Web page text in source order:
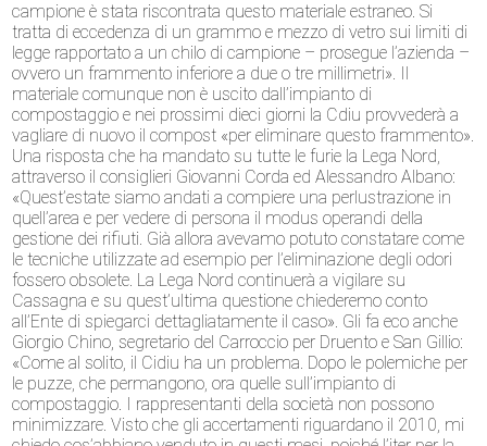
campione è stata riscontrata questo materiale estraneo. Si
tratta di eccedenza di un grammo e mezzo di vetro sui limiti di
legge rapportato a un chilo di campione – prosegue l’azienda –
ovvero un frammento inferiore a due o tre millimetri». Il
materiale comunque non è uscito dall’impianto di
compostaggio e nei prossimi dieci giorni la Cdiu provvederà a
vagliare di nuovo il compost «per eliminare questo frammento».
Una risposta che ha mandato su tutte le furie la Lega Nord,
attraverso il consiglieri Giovanni Corda ed Alessandro Albano:
«Quest’estate siamo andati a compiere una perlustrazione in
quell’area e per vedere di persona il modus operandi della
gestione dei rifiuti. Già allora avevamo potuto constatare come
le tecniche utilizzate ad esempio per l’eliminazione degli odori
fossero obsolete. La Lega Nord continuerà a vigilare su
Cassagna e su quest’ultima questione chiederemo conto
all’Ente di spiegarci dettagliatamente il caso». Gli fa eco anche
Giorgio Chino, segretario del Carroccio per Druento e San Gillio:
«Come al solito, il Cidiu ha un problema. Dopo le polemiche per
le puzze, che permangono, ora quelle sull’impianto di
compostaggio. I rappresentanti della società non possono
minimizzare. Visto che gli accertamenti riguardano il 2010, mi